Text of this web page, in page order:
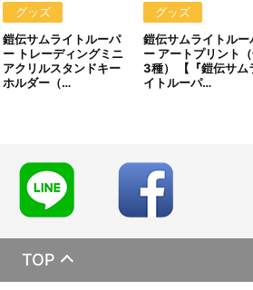
案内致します。
さい）】
7日（金）より「『鎧伝サムライトル
ございます。準備数に達した場合、
させていただくことがございます。
け時期を変更し、再度受注を行うこ
ター環境により、実物と多少異なっ
。
グッズ
鎧伝サムライトルーパ
ー トレーディングミニ
アクリルスタンドキー
ホルダー（…
グッズ
鎧伝サムライトルー
ー アートプリント
3種） 【『鎧伝サム
イトルーパ…
TOP